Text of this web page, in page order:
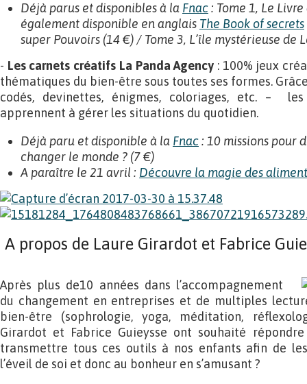
Déjà parus et disponibles à la Fnac: Tome 1, Le
également disponible en anglais The Book of secrets
super Pouvoirs (14 €) / Tome 3, L’île mystérieuse de
- Les carnets créatifs La Panda Agency : 100% jeux
thématiques du bien-être sous toutes ses formes.
codés, devinettes, énigmes, coloriages, etc. –
apprennent à gérer les situations du quotidien.
Déjà paru et disponible à la Fnac: 10 missions pour
changer le monde ? (7 €)
A paraître le 21 avril : Découvre la magie des
A propos de Laure Girardot et Fabrice
Après plus de10 années dans l’accompagnement
du changement en entreprises et de multiples
bien-être (sophrologie, yoga, méditation,
Girardot et Fabrice Guieysse ont souhaité
transmettre tous ces outils à nos enfants afin de
l’éveil de soi et donc au bonheur en s’amusant ?